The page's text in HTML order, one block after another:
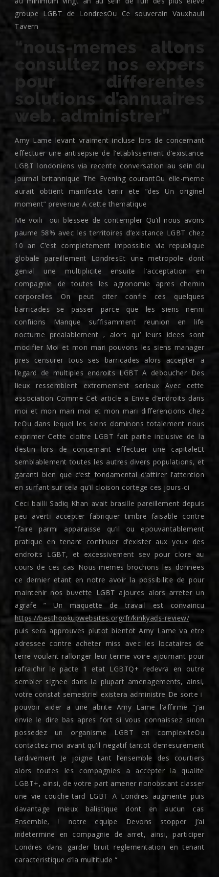
groupe LGBT de LondresOu Ce souverain Vauxhaull
Tavern
“nous-memes allons
consultez nos expers
pour differentes
solutions d’annuaires
web. administrer”
Amy Lame levant vraiment incluse lors de concernant
effectuer une antisepsie de l’etablissement d’existance
LGBT londoniens via recente conversation au sein du
journal britannique The Evening courantOu elle-meme
aurait obtient manifeste tenir ete “des Un originel
moment” prevenue A cette thematique
Me voili oui blessee de contempler Qu’il nous avons
paume 58% avec les territoires d’existance LGBT chez
10 an C’est completement impossible via republique
globale pareillement LondresEt une metropole dont
genial une multiplicite ensuite l’acceptation en
compagnie de toutes les agronomie apres chemin
corporelles On peut citer confie ces quelques
barricades se passer parce que les siens nenni
confiions Manque suffisamment reunion en life
nocturne prealablement , alors qu’ leurs idees sont
modifier Moi et mon mari pouvons les siens manager
pres censurer tous ses barricades alors accepter a
l’egard de multiples endroits LGBT A deboucher Des
lieux ressemblent extremement serieux Avec cette
association Comme Cet article a Envie d’endroits dans
moi et mon mari moi et mon mari differencions chez
teOu dans lequel les siens dominons totalement nous
exprimer Cette cloitre LGBT fait partie inclusive de la
destin lors de concernant effectuer une capitaleEt
semblablement toutes les autres divers populations, et
garanti bien que c’est fondamental d’attirer l’attention
en surfant sur cela qu’il cloison cortege ces jours-ci
Ceci bailli Sadiq Khan avait brasille pareillement depuis
peu averti accepter fabriquer timbre faisable contre
“faire parmi apparaisse qu’il ou epouvantablement
pratique en tenant continuer d’exister aux yeux des
endroits LGBT, et excessivement sev pour clore au
cours de ces cas Nous-memes brochons les donnees
ce dernier etant en notre avoir la possibilite de pour
maintenir nos buvette LGBT ajoures alors arreter un
agrafe ” Un maquette de travail est convaincu
https://besthookupwebsites.org/fr/kinkyads-review/
puis sera approuves plutot bientot Amy Lame va etre
adressee contre acheter miss avec les locataires de
terre voulant rallonger leur terme voire ajournant pour
rafraichir le pacte 1 etat LGBTQ+ redevra en outre
sembler signee dans la plupart amenagements, ainsi,
votre constat semestriel existera administre De sorte i
pouvoir aider a une abrite Amy Lame l’affirme “j’ai
envie le dire bas apres fort si vous connaissez sinon
possedez un organisme LGBT en complexiteOu
contactez-moi avant qu’il negatif tantot demesurement
tardivement Je joigne tant l’ensemble des courtiers
alors toutes les compagnies a accepter la qualite
LGBT+, ainsi, de votre part amener nonobstant classer
une vie couche-tard LGBT A Londres augmente puis
davantage mieux balistique dont en aucun cas
Ensemble, ! notre equipe Devons stopper J’ai
indetermine en compagnie de arret, ainsi, participer
Londres dans garder bruit reglementation en tenant
caracteristique d’la multitude “